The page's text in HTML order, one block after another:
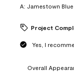
A: Jamestown Blue
Project
Yes, I
Overall